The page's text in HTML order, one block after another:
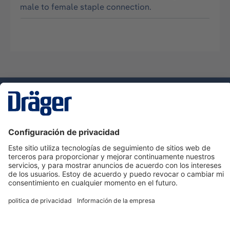
male to female staple connection.
Servicio de atención al cliente de Dräger
Ayuda
Información